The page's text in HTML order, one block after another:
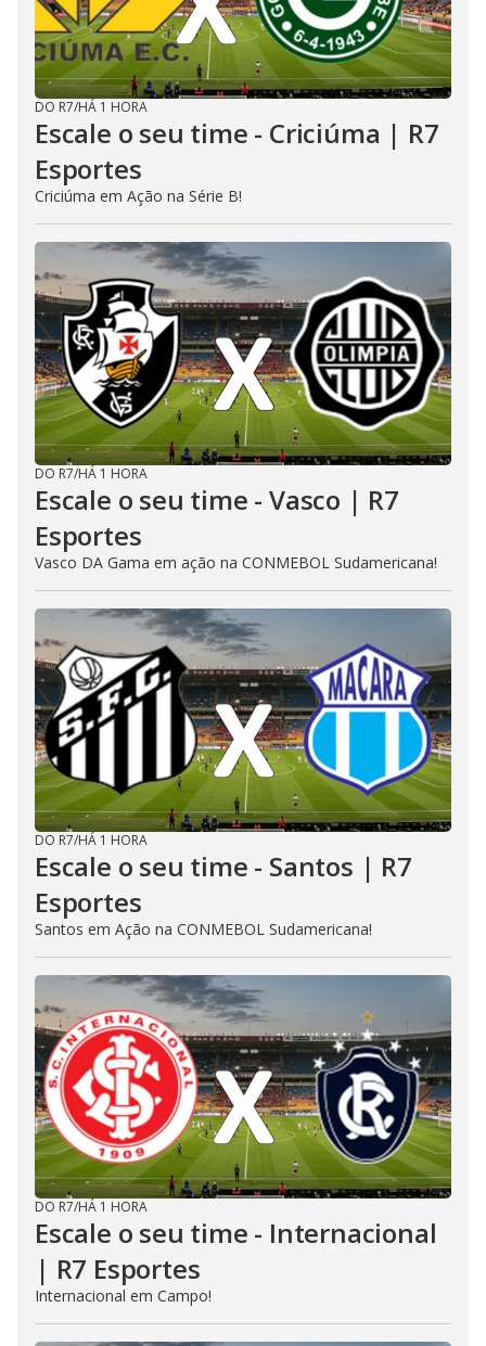
DO R7/HÁ 1 HORA
Escale o seu time - Criciúma | R7
Esportes
Criciúma em Ação na Série B!
DO R7/HÁ 1 HORA
Escale o seu time - Vasco | R7
Esportes
Vasco DA Gama em ação na CONMEBOL Sudamericana!
DO R7/HÁ 1 HORA
Escale o seu time - Santos | R7
Esportes
Santos em Ação na CONMEBOL Sudamericana!
DO R7/HÁ 1 HORA
Escale o seu time - Internacional
| R7 Esportes
Internacional em Campo!